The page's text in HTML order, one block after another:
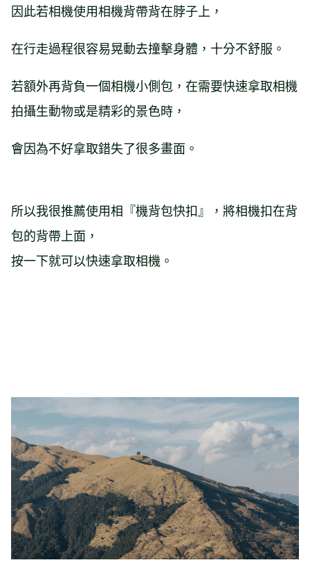
因此若相機使用相機背帶背在脖子上，
在行走過程很容易晃動去撞擊身體，十分不舒服。
若額外再背負一個相機小側包，在需要快速拿取相機
拍攝生動物或是精彩的景色時，
會因為不好拿取錯失了很多畫面。
所以我很推薦使用相『機背包快扣』，將相機扣在背
包的背帶上面，
按一下就可以快速拿取相機。